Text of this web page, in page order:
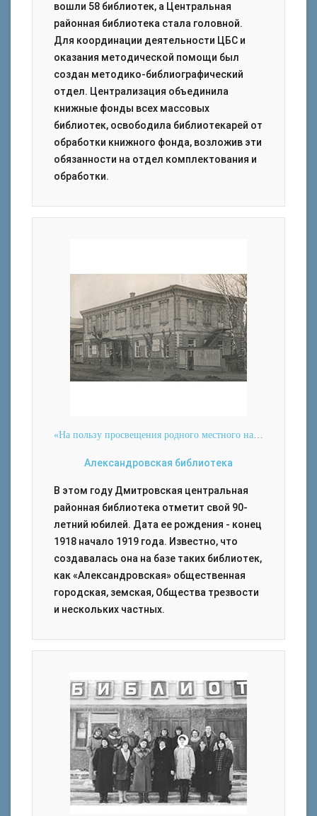
вошли 58 библиотек, а Центральная
районная библиотека стала головной.
Для координации деятельности ЦБС и
оказания методической помощи был
создан методико-библиографический
отдел. Централизация объединила
книжные фонды всех массовых
библиотек, освободила библиотекарей от
обработки книжного фонда, возложив эти
обязанности на отдел комплектования и
обработки.
«На пользу просвещения родного местного населения города и уезда»
Александровская библиотека
В этом году Дмитровская центральная
районная библиотека отметит свой 90-
летний юбилей. Дата ее рождения - конец
1918 начало 1919 года. Известно, что
создавалась она на базе таких библиотек,
как «Александровская» общественная
городская, земская, Общества трезвости
и нескольких частных.